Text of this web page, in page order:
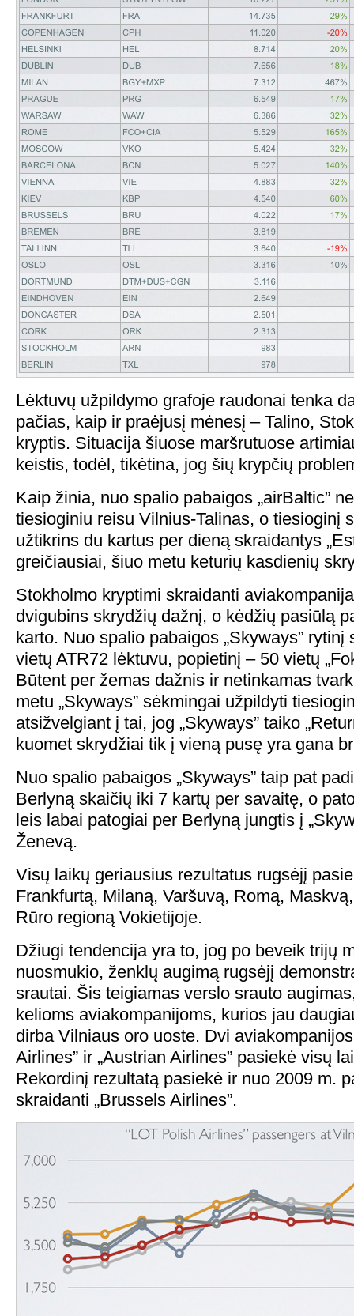
Lėktuvų užpildymo grafoje raudonai tenka
pačias, kaip ir praėjusį mėnesį – Talino,
kryptis. Situacija šiuose maršrutuose
keistis, todėl, tikėtina, jog šių krypčių
Kaip žinia, nuo spalio pabaigos „airBaltic”
tiesioginiu reisu Vilnius-Talinas, o tiesioginį
užtikrins du kartus per dieną skraidantys
greičiausiai, šiuo metu keturių kasdienių
Stokholmo kryptimi skraidanti aviakompanija
dvigubins skrydžių dažnį, o kėdžių pasiūlą
karto. Nuo spalio pabaigos „Skyways” rytinį
vietų ATR72 lėktuvu, popietinį – 50 vietų
Būtent per žemas dažnis ir netinkamas
metu „Skyways” sėkmingai užpildyti
atsižvelgiant į tai, jog „Skyways” taiko
kuomet skrydžiai tik į vieną pusę yra gana
Nuo spalio pabaigos „Skyways” taip pat
Berlyną skaičių iki 7 kartų per savaitę, o
leis labai patogiai per Berlyną jungtis į
Ženevą.
Visų laikų geriausius rezultatus rugsėjį
Frankfurtą, Milaną, Varšuvą, Romą,
Rūro regioną Vokietijoje.
Džiugi tendencija yra to, jog po beveik trijų
nuosmukio, ženklų augimą rugsėjį
srautai. Šis teigiamas verslo srauto
kelioms aviakompanijoms, kurios jau
dirba Vilniaus oro uoste. Dvi
Airlines” ir „Austrian Airlines” pasiekė visų
Rekordinį rezultatą pasiekė ir nuo 2009 m.
skraidanti „Brussels Airlines”.